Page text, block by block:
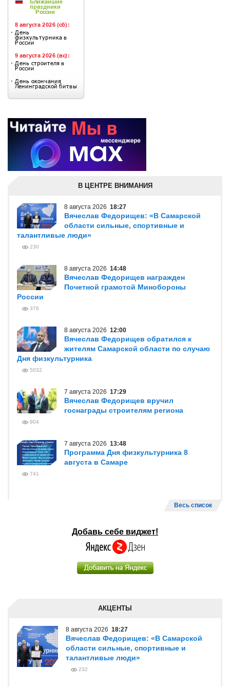
В ЦЕНТРЕ ВНИМАНИЯ
8 августа 2026 18:27
Вячеслав Федорищев: «В Самарской
области сильные, спортивные и
талантливые люди»
230
8 августа 2026 14:48
Вячеслав Федорищев награжден
Почетной грамотой Минобороны
России
376
8 августа 2026 12:00
Вячеслав Федорищев обратился к
жителям Самарской области по случаю
Дня физкультурника
5032
7 августа 2026 17:29
Вячеслав Федорищев вручил
госнаграды строителям региона
904
7 августа 2026 13:48
Программа Дня физкультурника 8
августа в Самаре
741
Весь список
Добавь себе виджет!
АКЦЕНТЫ
8 августа 2026 18:27
Вячеслав Федорищев: «В Самарской
области сильные, спортивные и
талантливые люди»
232